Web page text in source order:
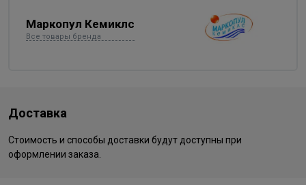
Маркопул Кемиклс
Все товары бренда
Доставка
Стоимость и способы доставки будут доступны при
оформлении заказа.